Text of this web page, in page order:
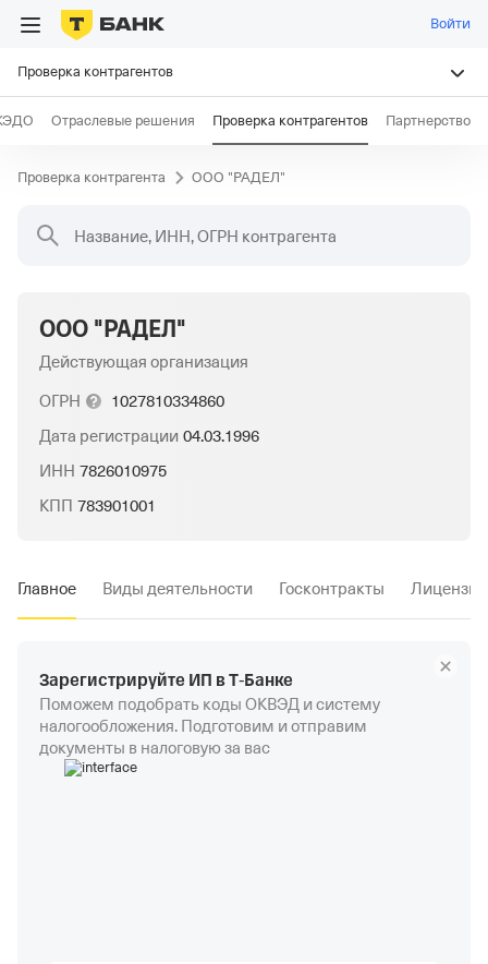
Войти
Проверка контрагентов
Отраслевые решения Проверка контрагентов Партнерство
Проверка контрагента ООО "РАДЕЛ"
Название, ИНН, ОГРН контрагента
ООО "РАДЕЛ"
Действующая организация
ОГРН
1027810334860
Дата регистрации 04.03.1996
ИНН 7826010975
КПП 783901001
Главное Виды деятельности Госконтракты Лицензии
Зарегистрируйте ИП в Т‑Банке
Поможем подобрать коды ОКВЭД и систему
налогообложения. Подготовим и отправим
документы в налоговую за вас